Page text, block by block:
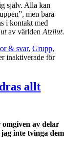
själv. Alla kan
men bara
i kontakt med
av världen Atzilut.
& svar, Grupp,
inaktiverade för
allt
av delar
inte tvinga dem